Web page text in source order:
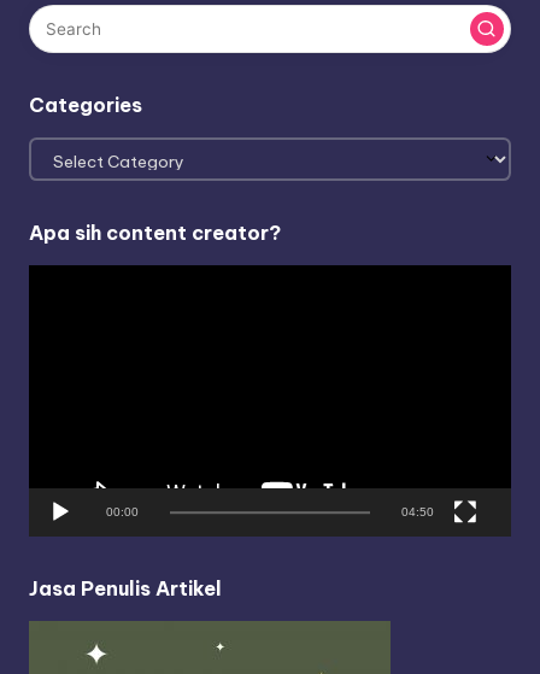
Categories
Categories
Apa sih content creator?
00:00 04:50
Jasa Penulis Artikel